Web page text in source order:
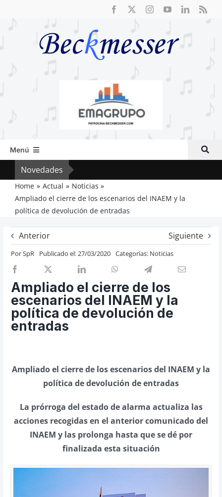
Menú
Inicio
Actual
Artículos
Crítica
Previos de ópera
Entrevistas
Recomendación
Cosas de Beckmesser
Nosotros y privacidad
Buscar:
Novedades
Home Actual
Noticias
Ampliado el cierre de los escenarios del INAEM y la
política de devolución de entradas
Anterior Siguiente
PorSpR Publicado el: 27/03/2020 Categorías: Noticias
Ampliado el cierre de los
escenarios del INAEM y la
política de devolución de
entradas
Ampliado el cierre de los escenarios del INAEM y la
política de devolución de entradas
La prórroga del estado de alarma actualiza las
acciones recogidas en el anterior comunicado del
INAEM y las prolonga hasta que se dé por
finalizada esta situación